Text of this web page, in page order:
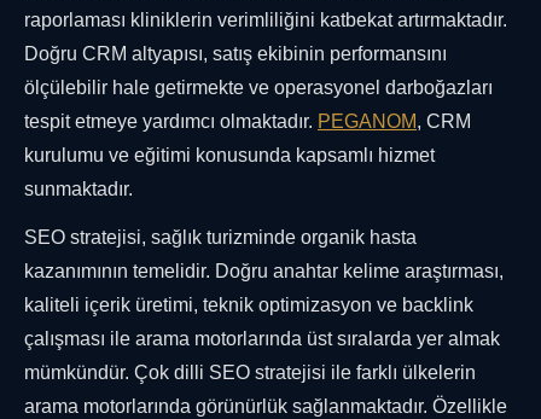
raporlaması kliniklerin verimliliğini katbekat artırmaktadır.
Doğru CRM altyapısı, satış ekibinin performansını
ölçülebilir hale getirmekte ve operasyonel darboğazları
tespit etmeye yardımcı olmaktadır. PEGANOM, CRM
kurulumu ve eğitimi konusunda kapsamlı hizmet
sunmaktadır.
SEO stratejisi, sağlık turizminde organik hasta
kazanımının temelidir. Doğru anahtar kelime araştırması,
kaliteli içerik üretimi, teknik optimizasyon ve backlink
çalışması ile arama motorlarında üst sıralarda yer almak
mümkündür. Çok dilli SEO stratejisi ile farklı ülkelerin
arama motorlarında görünürlük sağlanmaktadır. Özellikle